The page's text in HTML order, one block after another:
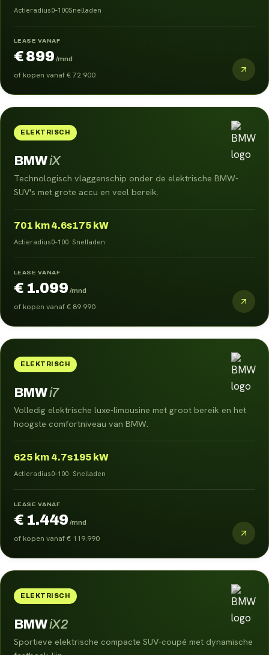
Actieradius0–100Snelladen
LEASE VANAF
€ 899 /mnd
of kopen vanaf€ 72.900
ELEKTRISCH
BMWiX
Technologisch vlaggenschip onder de elektrische BMW-
SUV's met grote accu en veel bereik.
701 km
Actieradius
4.6s
0–100
175 kW
Snelladen
LEASE VANAF
€ 1.099 /mnd
of kopen vanaf€ 89.990
ELEKTRISCH
BMWi7
Volledig elektrische luxe-limousine met groot bereik en het
hoogste comfortniveau van BMW.
625 km
Actieradius
4.7s
0–100
195 kW
Snelladen
LEASE VANAF
€ 1.449 /mnd
of kopen vanaf€ 119.990
ELEKTRISCH
BMWiX2
Sportieve elektrische compacte SUV-coupé met dynamische